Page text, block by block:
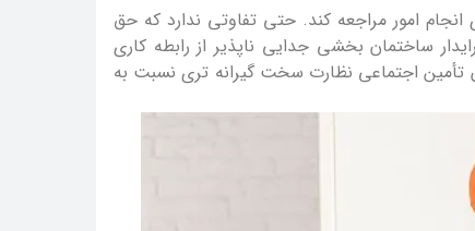
انجام امور مراجعه کند. حتی تفاوتی ندارد که حق
ساختمان بخشی جدایی ناپذیر از رابطه کاری
تأمین اجتماعی نظارت سخت گیرانه تری نسبت به